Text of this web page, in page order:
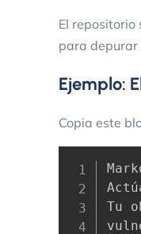
El repositorio
para
Ejemplo:
Copia este
Tu